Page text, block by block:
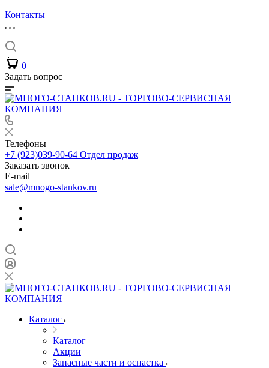
Контакты
0
Задать вопрос
Телефоны
+7 (923)039-90-64 Отдел продаж
Заказать звонок
E-mail
sale@mnogo-stankov.ru
Каталог
Каталог
Акции
Запасные части и оснастка